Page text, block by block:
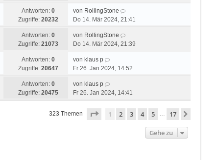
Antworten: 0
Zugriffe: 20232
von RollingStone
Do 14. Mär 2024, 21:41
Antworten: 0
Zugriffe: 21073
von RollingStone
Do 14. Mär 2024, 21:39
Antworten: 0
Zugriffe: 20647
von klaus p
Fr 26. Jan 2024, 14:52
Antworten: 0
Zugriffe: 20475
von klaus p
Fr 26. Jan 2024, 14:41
323 Themen Seite von17
1 2 3 4 5 … 17
Gehe zu